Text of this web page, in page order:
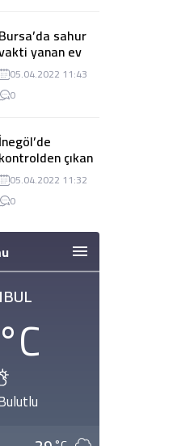
Bursa’da sahur
yanan ev
oldu
05.04.2022 11:43
0
İnegöl’de
kontrolden çıkan
2 otomobile
05.04.2022 11:32
0
°C